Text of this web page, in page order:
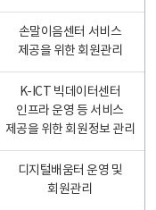
손말이음센터 서비스
제공을 위한 회원관리
K-ICT 빅데이터센터
인프라 운영 등 서비스
제공을 위한 회원정보 관리
디지털배움터 운영 및
회원관리